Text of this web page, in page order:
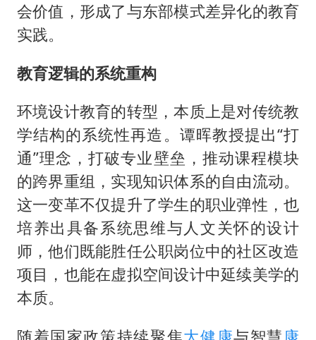
会价值，形成了与东部模式差异化的教育
实践。
教育逻辑的系统重构
环境设计教育的转型，本质上是对传统教
学结构的系统性再造。谭晖教授提出“打
通”理念，打破专业壁垒，推动课程模块
的跨界重组，实现知识体系的自由流动。
这一变革不仅提升了学生的职业弹性，也
培养出具备系统思维与人文关怀的设计
师，他们既能胜任公职岗位中的社区改造
项目，也能在虚拟空间设计中延续美学的
本质。